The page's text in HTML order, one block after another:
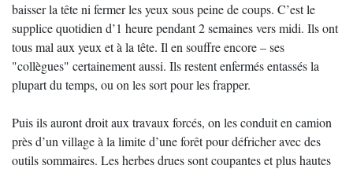
baisser la tête ni fermer les yeux sous peine de coups. C’est le
supplice quotidien d’1 heure pendant 2 semaines vers midi. Ils ont
tous mal aux yeux et à la tête. Il en souffre encore – ses
"collègues" certainement aussi. Ils restent enfermés entassés la
plupart du temps, ou on les sort pour les frapper.
Puis ils auront droit aux travaux forcés, on les conduit en camion
près d’un village à la limite d’une forêt pour défricher avec des
outils sommaires. Les herbes drues sont coupantes et plus hautes